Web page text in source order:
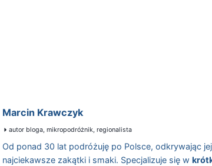
Marcin Krawczyk
autor bloga, mikropodróżnik, regionalista
Od ponad 30 lat podróżuję po Polsce, odkrywając jej
najciekawsze zakątki i smaki. Specjalizuje się w